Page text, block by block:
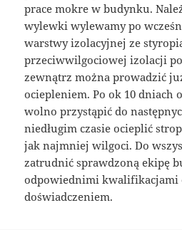
prace mokre w budynku.
wylewki wylewamy po
warstwy izolacyjnej ze
przeciwwilgociowej izolacji
zewnątrz można prowadzić
ociepleniem. Po ok 10 dniach
wolno przystąpić do
niedługim czasie ocieplić
jak najmniej wilgoci. Do
zatrudnić sprawdzoną ekipę
odpowiednimi kwalifikacjami
doświadczeniem.